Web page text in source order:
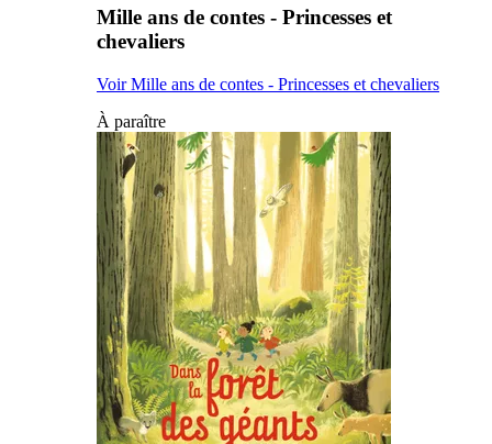
Mille ans de contes - Princesses et
chevaliers
Voir Mille ans de contes - Princesses et chevaliers
À paraître